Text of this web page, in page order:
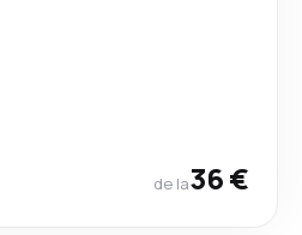
de la36 €